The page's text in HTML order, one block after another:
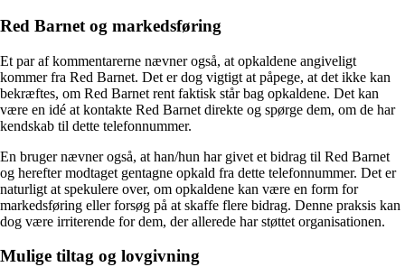
Red Barnet og markedsføring
Et par af kommentarerne nævner også, at opkaldene angiveligt
kommer fra Red Barnet. Det er dog vigtigt at påpege, at det ikke kan
bekræftes, om Red Barnet rent faktisk står bag opkaldene. Det kan
være en idé at kontakte Red Barnet direkte og spørge dem, om de har
kendskab til dette telefonnummer.
En bruger nævner også, at han/hun har givet et bidrag til Red Barnet
og herefter modtaget gentagne opkald fra dette telefonnummer. Det er
naturligt at spekulere over, om opkaldene kan være en form for
markedsføring eller forsøg på at skaffe flere bidrag. Denne praksis kan
dog være irriterende for dem, der allerede har støttet organisationen.
Mulige tiltag og lovgivning